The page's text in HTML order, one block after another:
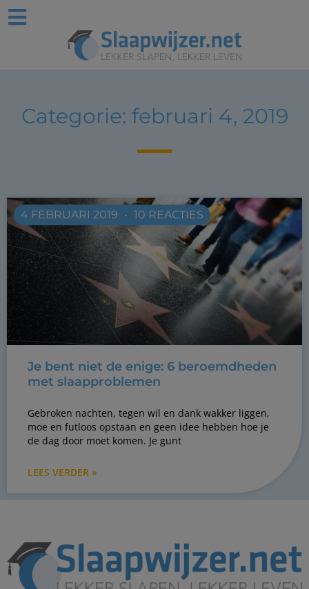
Categorie: februari 4, 2019
Je bent niet de enige: 6 beroemdheden
met slaapproblemen
Gebroken nachten, tegen wil en dank wakker liggen,
moe en futloos opstaan en geen idee hebben hoe je
de dag door moet komen. Je gunt
LEES VERDER »
4 FEBRUARI 2019 10 REACTIES